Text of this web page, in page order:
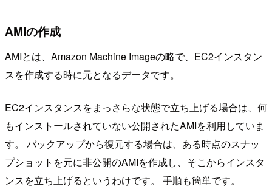
AMIの作成
AMIとは、Amazon Machine Imageの略で、EC2インスタン
スを作成する時に元となるデータです。
EC2インスタンスをまっさらな状態で立ち上げる場合は、何
もインストールされていない公開されたAMIを利用していま
す。 バックアップから復元する場合は、ある時点のスナッ
プショットを元に非公開のAMIを作成し、そこからインスタ
ンスを立ち上げるというわけです。 手順も簡単です。